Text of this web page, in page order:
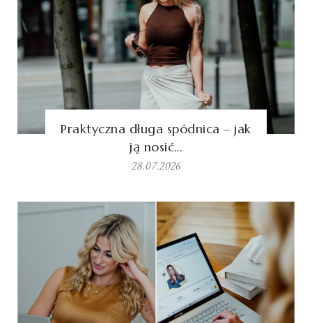
Praktyczna długa spódnica – jak
ją nosić…
28.07.2026